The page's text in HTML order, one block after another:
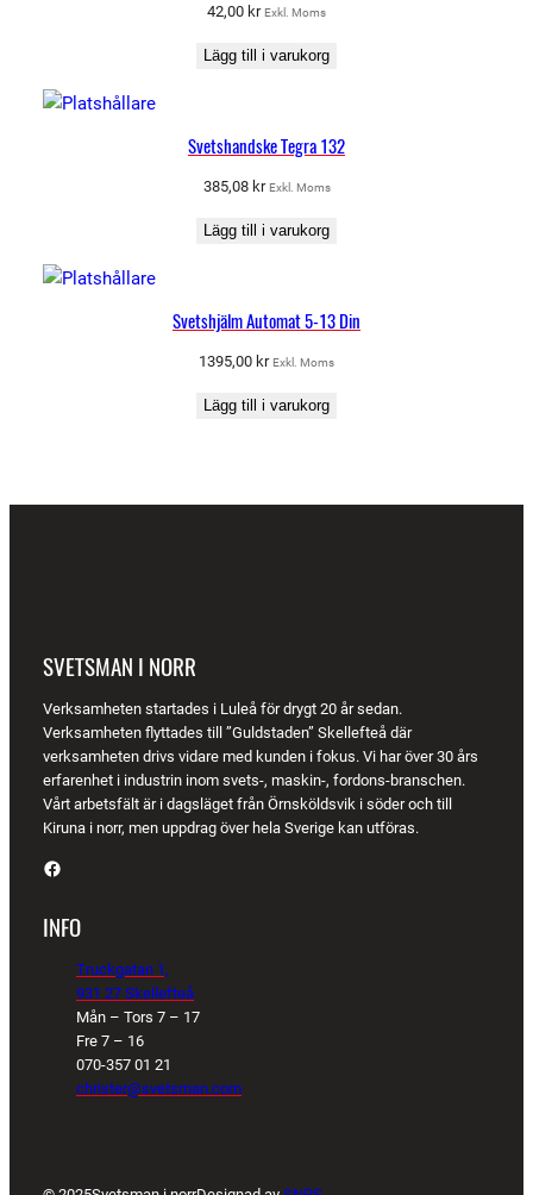
42,00 kr Exkl. Moms
Lägg till i varukorg
Svetshandske Tegra 132
385,08 kr Exkl. Moms
Lägg till i varukorg
Svetshjälm Automat 5-13 Din
1395,00 kr Exkl. Moms
Lägg till i varukorg
SVETSMAN I NORR
Verksamheten startades i Luleå för drygt 20 år sedan.
Verksamheten flyttades till ”Guldstaden” Skellefteå där
verksamheten drivs vidare med kunden i fokus. Vi har över 30 års
erfarenhet i industrin inom svets-, maskin-, fordons-branschen.
Vårt arbetsfält är i dagsläget från Örnsköldsvik i söder och till
Kiruna i norr, men uppdrag över hela Sverige kan utföras.
Facebook
INFO
Truckgatan 1,
931 27 Skellefteå
Mån – Tors 7 – 17
Fre 7 – 16
070-357 01 21
christer@svetsman.com